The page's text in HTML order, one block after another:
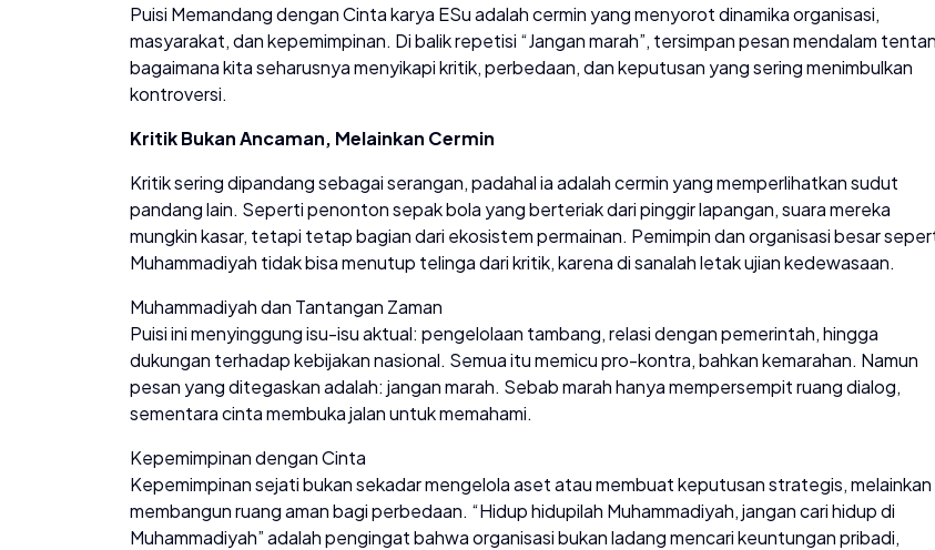
Puisi Memandang dengan Cinta karya ESu adalah cermin yang menyorot dinamika organisasi,
masyarakat, dan kepemimpinan. Di balik repetisi “Jangan marah”, tersimpan pesan mendalam
bagaimana kita seharusnya menyikapi kritik, perbedaan, dan keputusan yang sering menimbulkan
kontroversi.
Kritik Bukan Ancaman, Melainkan Cermin
Kritik sering dipandang sebagai serangan, padahal ia adalah cermin yang memperlihatkan sudut
pandang lain. Seperti penonton sepak bola yang berteriak dari pinggir lapangan, suara mereka
mungkin kasar, tetapi tetap bagian dari ekosistem permainan. Pemimpin dan organisasi besar
Muhammadiyah tidak bisa menutup telinga dari kritik, karena di sanalah letak ujian kedewasaan.
Muhammadiyah dan Tantangan Zaman
Puisi ini menyinggung isu-isu aktual: pengelolaan tambang, relasi dengan pemerintah, hingga
dukungan terhadap kebijakan nasional. Semua itu memicu pro-kontra, bahkan kemarahan. Namun
pesan yang ditegaskan adalah: jangan marah. Sebab marah hanya mempersempit ruang dialog,
sementara cinta membuka jalan untuk memahami.
Kepemimpinan dengan Cinta
Kepemimpinan sejati bukan sekadar mengelola aset atau membuat keputusan strategis, melainkan
membangun ruang aman bagi perbedaan. “Hidup hidupilah Muhammadiyah, jangan cari hidup di
Muhammadiyah” adalah pengingat bahwa organisasi bukan ladang mencari keuntungan pribadi,